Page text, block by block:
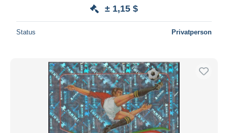
± 1,15 $
Status Privatperson